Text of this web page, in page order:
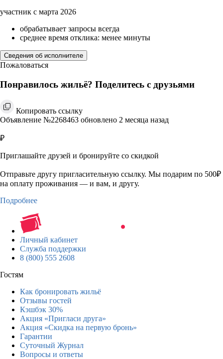
участник с марта 2026
обрабатывает запросы всегда
среднее время отклика: менее минуты
Сведения об исполнителе
Пожаловаться
Понравилось жильё? Поделитесь с друзьями
Копировать ссылку
Объявление №2268463 обновлено 2 месяца назад
₽
Приглашайте друзей и бронируйте со скидкой
Отправьте другу пригласительную ссылку. Мы подарим по 500₽
на оплату проживания — и вам, и другу.
Подробнее
Личный кабинет
Служба поддержки
8 (800) 555 2608
Гостям
Как бронировать жильё
Отзывы гостей
Кэшбэк 30%
Акция «Пригласи друга»
Акция «Скидка на первую бронь»
Гарантии
Суточный Журнал
Вопросы и ответы